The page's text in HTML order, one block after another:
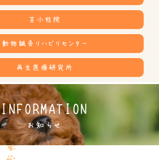
苫小牧院
動物鍼灸リハビリセンター
再生医療研究所
お知らせ
INFORMATION